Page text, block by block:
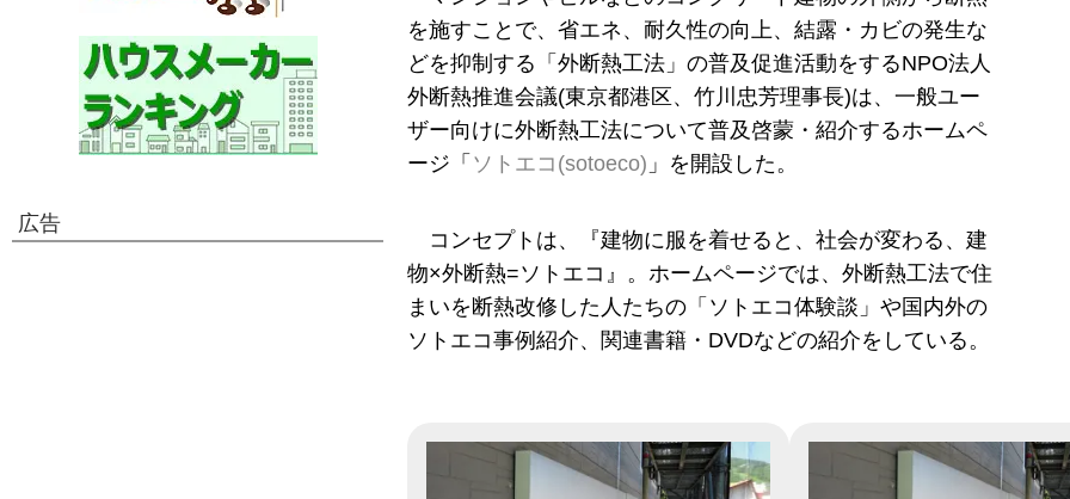
を施すことで、省エネ、耐久性の向上、結露・カビの発生な
どを抑制する「外断熱工法」の普及促進活動をするNPO法人
外断熱推進会議(東京都港区、竹川忠芳理事長)は、一般ユー
ザー向けに外断熱工法について普及啓蒙・紹介するホームペ
ージ「 ソトエコ(sotoeco) 」を開設した。
コンセプトは、『建物に服を着せると、社会が変わる、建
物×外断熱=ソトエコ』。ホームページでは、外断熱工法で住
まいを断熱改修した人たちの「ソトエコ体験談」や国内外の
ソトエコ事例紹介、関連書籍・DVDなどの紹介をしている。
広告